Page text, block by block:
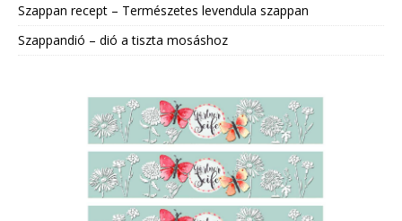
Szappan recept – Természetes levendula szappan
Szappandió – dió a tiszta mosáshoz